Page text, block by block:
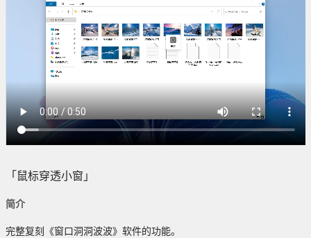
「鼠标穿透小窗」
简介
完整复刻《窗口洞洞波波》软件的功能。